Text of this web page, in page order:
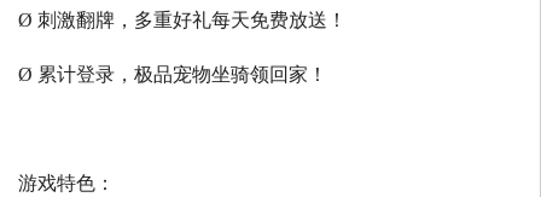
Ø 刺激翻牌，多重好礼每天免费放送！
Ø 累计登录，极品宠物坐骑领回家！
游戏特色：